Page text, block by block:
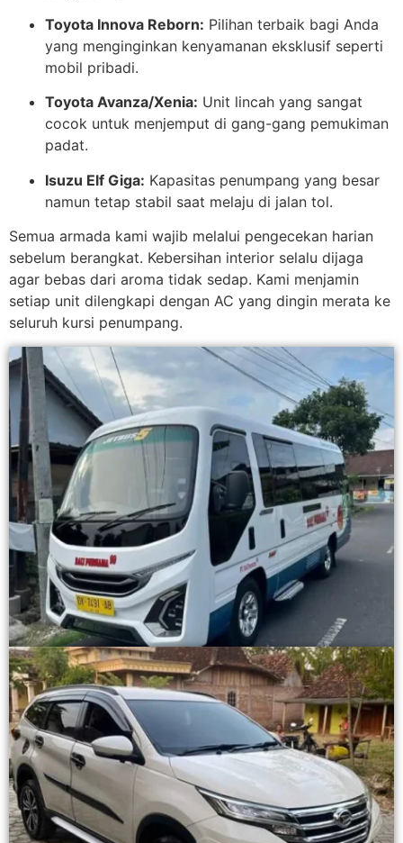
Toyota Innova Reborn: Pilihan terbaik bagi Anda
yang menginginkan kenyamanan eksklusif seperti
mobil pribadi.
Toyota Avanza/Xenia: Unit lincah yang sangat
cocok untuk menjemput di gang-gang pemukiman
padat.
Isuzu Elf Giga: Kapasitas penumpang yang besar
namun tetap stabil saat melaju di jalan tol.
Semua armada kami wajib melalui pengecekan harian
sebelum berangkat. Kebersihan interior selalu dijaga
agar bebas dari aroma tidak sedap. Kami menjamin
setiap unit dilengkapi dengan AC yang dingin merata ke
seluruh kursi penumpang.